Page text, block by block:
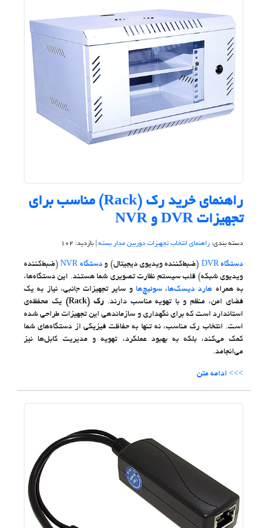
راهنمای خرید رک (Rack) مناسب برای
تجهیزات DVR و NVR
دسته بندی: راهنمای انتخاب تجهیزات دوربین مدار بسته | بازدید: 102
دستگاه‌ DVR (ضبط‌کننده ویدیوی دیجیتال) ودستگاه‌ NVR
(ضبط‌کننده
ویدیوی شبکه) قلب سیستم نظارت تصویری شما هستند. این دستگاه‌ها،
به همراه هارد دیسک‌ها،سوئیچ‌ها و سایر تجهیزات جانبی، نیاز به یک
فضای امن، منظم و با تهویه مناسب دارند.رک (Rack)
یک محفظه‌ی
استاندارد است که برای نگهداری و سازماندهی این تجهیزات طراحی شده
است. انتخاب رک مناسب، نه تنها به حفاظت فیزیکی از دستگاه‌های شما
کمک می‌کند، بلکه به بهبود عملکرد، تهویه و مدیریت کابل‌ها نیز
می‌انجامد.
>>> ادامه متن